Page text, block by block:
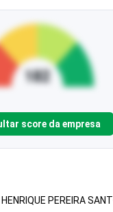
score da empresa
PEREIRA